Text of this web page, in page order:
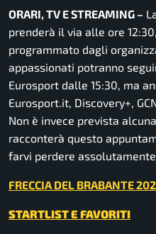
ORARI, TV E STREAMING –
prenderà il via alle ore
programmato dagli
appassionati potranno
Eurosport dalle 15:30, ma
Eurosport.it, Discovery+,
Non è invece prevista
racconterà questo
farvi perdere assolutamente
FRECCIA DEL BRABANTE
STARTLIST E FAVORITI